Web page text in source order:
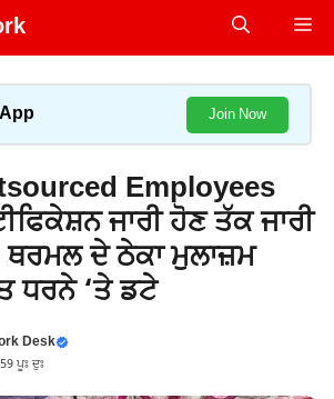
Join Now
Employees
ਜਾਰੀ ਹੋਣ ਤੱਕ ਜਾਰੀ
ਥਰਮਲ ਦੇ ਠੇਕਾ ਮੁਲਾਜ਼ਮ
ਧਰਨੇ ‘ਤੇ ਡਟੇ
Desk
ਪੂਃ ਦੁਃ